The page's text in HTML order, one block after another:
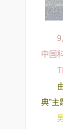
中国
典”主